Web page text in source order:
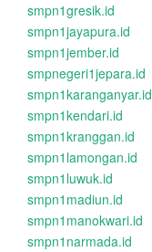
smpn1gresik.id
smpn1jayapura.id
smpn1jember.id
smpnegeri1jepara.id
smpn1karanganyar.id
smpn1kendari.id
smpn1kranggan.id
smpn1lamongan.id
smpn1luwuk.id
smpn1madiun.id
smpn1manokwari.id
smpn1narmada.id